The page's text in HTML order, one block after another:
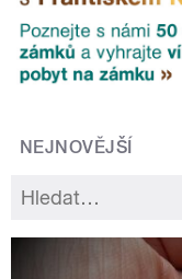
NEJNOVĚJŠÍ